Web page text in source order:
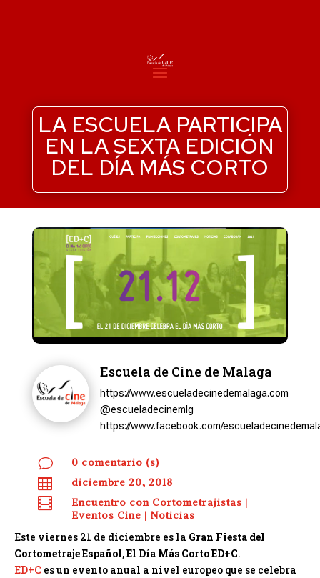
LA ESCUELA PARTICIPA
EN LA SEXTA EDICIÓN
DEL DÍA MÁS CORTO
Escuela de Cine de Malaga
https://www.escueladecinedemalaga.com
@escueladecinemlg
https://www.facebook.com/
v 0 comentario (s)
 diciembre 20, 2018
 Encuentro con Cortometrajistas |
Eventos Cine | Noticias
Este viernes 21 de diciembre es la Gran Fiesta del
Cortometraje Español,El Día Más Corto ED+C.
ED+C es un evento anual a nivel europeo que se celebra